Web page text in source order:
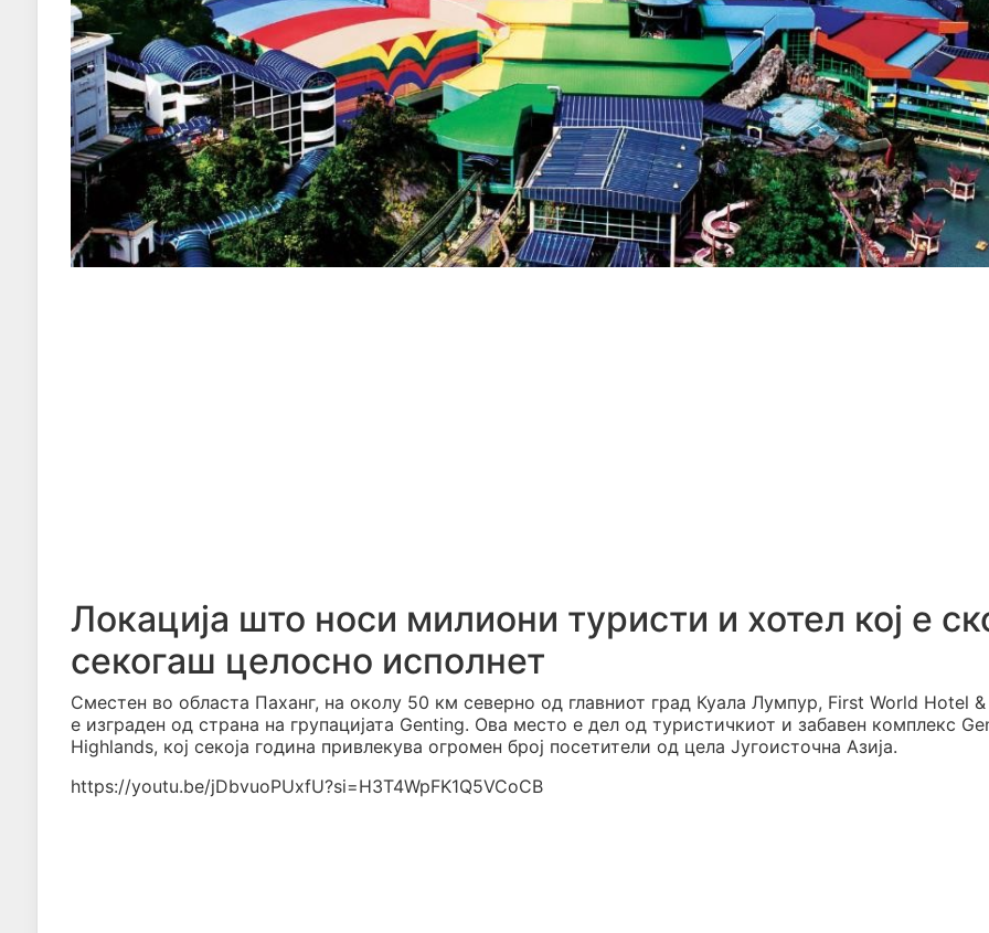
Локација што носи милиони туристи и хотел кој е
секогаш целосно исполнет
Сместен во областа Паханг, на околу 50 км северно од главниот град Куала Лумпур, First World Hotel &
е изграден од страна на групацијата Genting. Ова место е дел од туристичкиот и забавен комплекс
Highlands, кој секоја година привлекува огромен број посетители од цела Југоисточна Азија.
https://youtu.be/jDbvuoPUxfU?si=H3T4WpFK1Q5VCoCB